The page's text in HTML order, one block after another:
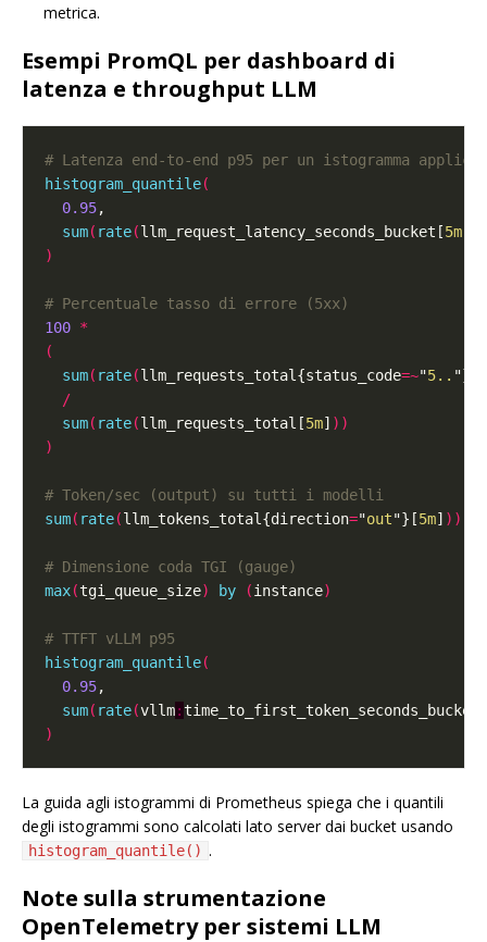
metrica.
Esempi PromQL per dashboard di
latenza e throughput LLM
# Latenza end-to-end p95 per un istogramma
histogram_quantile(
0.95
sum( rate(llm_request_latency_seconds_bucket[5m
)
# Percentuale tasso di errore (5xx)
100 *
(
sum( rate(llm_requests_total{status_code=~"5.. "}[
/
sum( rate(llm_requests_total[5m] ))
)
# Token/sec (output) su tutti i modelli
sum( rate(llm_tokens_total{direction="out"}[5m] ))
# Dimensione coda TGI (gauge)
max(tgi_queue_size) by (instance)
# TTFT vLLM p95
histogram_quantile(
0.95
sum( rate(vllm: time_to_first_token_seconds_bucket[
)
La guida agli istogrammi di Prometheus spiega che i quantili
degli istogrammi sono calcolati lato server dai bucket usando
histogram_quantile() .
Note sulla strumentazione
OpenTelemetry per sistemi LLM